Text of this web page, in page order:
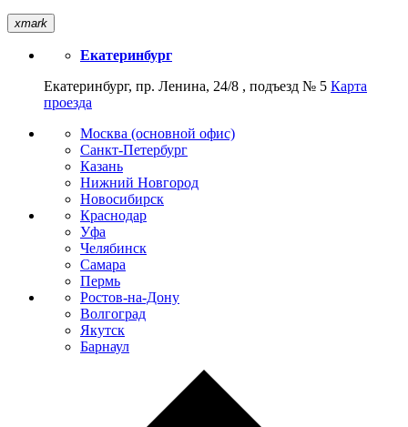
xmark
Екатеринбург
Екатеринбург, пр. Ленина, 24/8 , подъезд № 5 Карта
проезда
Москва (основной офис)
Санкт-Петербург
Казань
Нижний Новгород
Новосибирск
Краснодар
Уфа
Челябинск
Самара
Пермь
Ростов-на-Дону
Волгоград
Якутск
Барнаул